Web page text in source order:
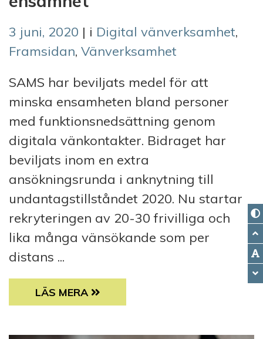
3 juni, 2020 | i Digital vänverksamhet,
Framsidan, Vänverksamhet
SAMS har beviljats medel för att
minska ensamheten bland personer
med funktionsnedsättning genom
digitala vänkontakter. Bidraget har
beviljats inom en extra
ansökningsrunda i anknytning till
undantagstillståndet 2020. Nu startar
rekryteringen av 20-30 frivilliga och
lika många vänsökande som per
distans ...
NYTT PROJEKT – DIGITALA
LÄS MERA